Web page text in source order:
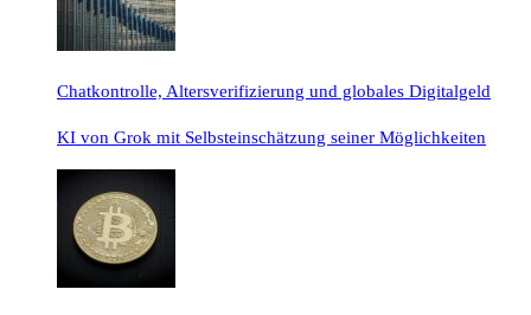
Chatkontrolle, Altersverifizierung und globales Digitalgeld
KI von Grok mit Selbsteinschätzung seiner Möglichkeiten